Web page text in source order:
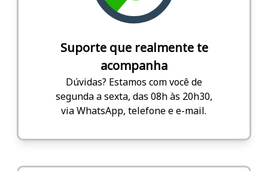
Suporte que realmente te
acompanha
Dúvidas? Estamos com você de
segunda a sexta, das 08h às 20h30,
via WhatsApp, telefone e e-mail.